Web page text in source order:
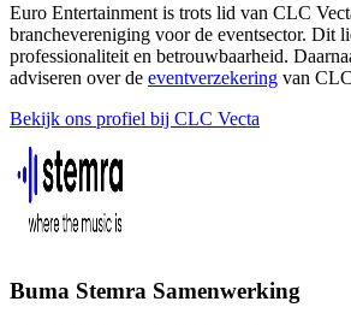
Euro Entertainment is trots lid van CLC
branchevereniging voor de eventsector. Dit
professionaliteit en betrouwbaarheid.
adviseren over de eventverzekering van
Bekijk ons profiel bij CLC Vecta
Buma Stemra Samenwerking